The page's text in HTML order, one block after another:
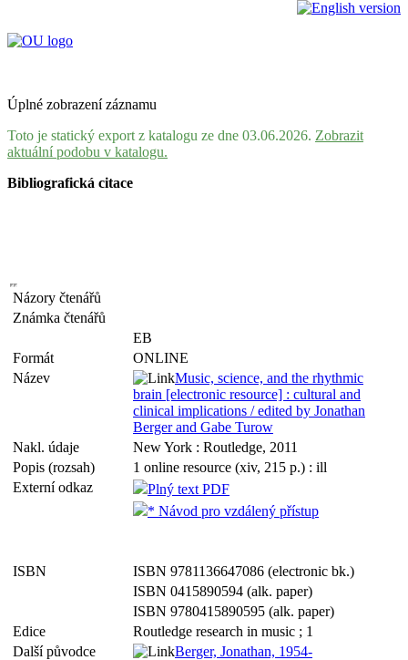
Úplné zobrazení záznamu
Toto je statický export z katalogu ze dne 03.06.2026. Zobrazit
aktuální podobu v katalogu.
Bibliografická citace
Názory čtenářů
Známka čtenářů
EB
Formát
ONLINE
Název
Music, science, and the rhythmic
brain [electronic resource] : cultural and
clinical implications / edited by Jonathan
Berger and Gabe Turow
Nakl. údaje
New York : Routledge, 2011
Popis (rozsah)
1 online resource (xiv, 215 p.) : ill
Externí odkaz
Plný text PDF
* Návod pro vzdálený přístup
ISBN
ISBN 9781136647086 (electronic bk.)
ISBN 0415890594 (alk. paper)
ISBN 9780415890595 (alk. paper)
Edice
Routledge research in music ; 1
Další původce
Berger, Jonathan, 1954-